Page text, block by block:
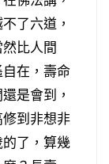
了六道，
比人間
在，壽命
是會到，
到非想非
了，算幾